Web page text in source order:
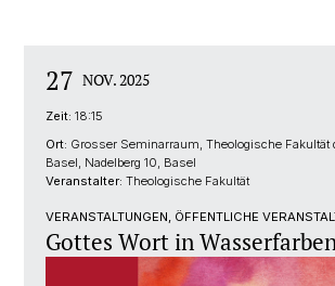
27 NOV. 2025
Zeit: 18:15
Ort: Grosser Seminarraum, Theologische Fakultät
Basel, Nadelberg 10, Basel
Veranstalter: Theologische Fakultät
VERANSTALTUNGEN, ÖFFENTLICHE
Gottes Wort in